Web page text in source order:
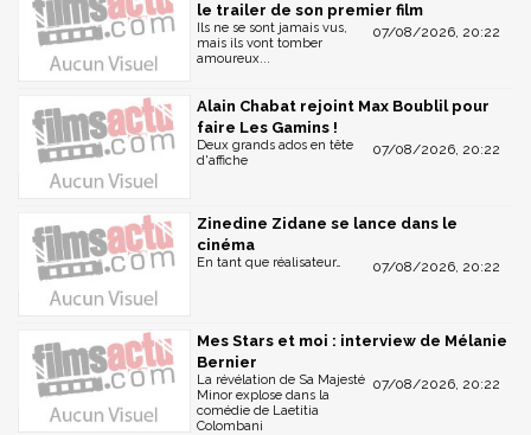
le trailer de son premier film
07/08/2026, 20:22
Ils ne se sont jamais vus,
mais ils vont tomber
amoureux...
Alain Chabat rejoint Max Boublil pour
faire Les Gamins !
07/08/2026, 20:22
Deux grands ados en tête
d'affiche
Zinedine Zidane se lance dans le
cinéma
07/08/2026, 20:22
En tant que réalisateur…
Mes Stars et moi : interview de Mélanie
Bernier
07/08/2026, 20:22
La révélation de Sa Majesté
Minor explose dans la
comédie de Laetitia
Colombani